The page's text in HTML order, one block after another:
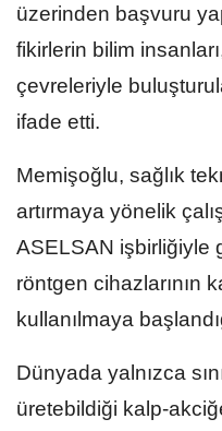
üzerinden başvuru
fikirlerin bilim
çevreleriyle
ifade etti.
Memişoğlu, sağlık
artırmaya yönelik
ASELSAN işbirliğiyle
röntgen cihazlarının
kullanılmaya
Dünyada yalnızca
üretebildiği kalp-